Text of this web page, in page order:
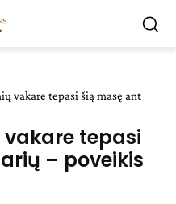
vakare tepasi šią masę ant
tepasi
– poveikis